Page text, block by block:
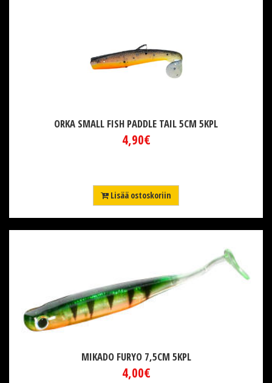
ORKA SMALL FISH PADDLE TAIL 5CM 5KPL
4,90€
Lisää ostoskoriin
MIKADO FURYO 7,5CM 5KPL
4,00€